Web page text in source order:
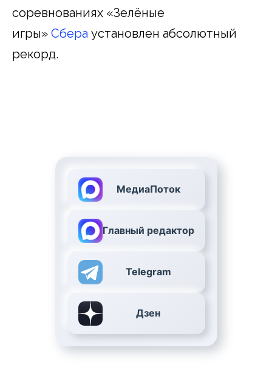
соревнованиях «Зелёные
игры» Сбера установлен абсолютный
рекорд.
МедиаПоток
Главный редактор
Telegram
Дзен